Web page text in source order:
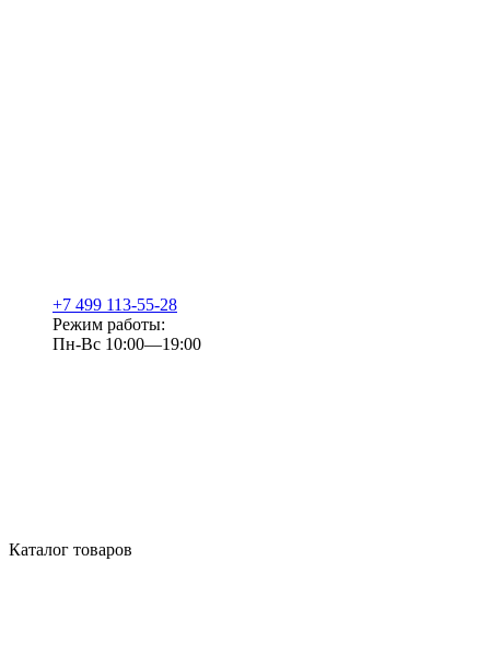
+7 499 113-55-28
Режим работы:
Пн-Вс 10:00—19:00
Каталог товаров